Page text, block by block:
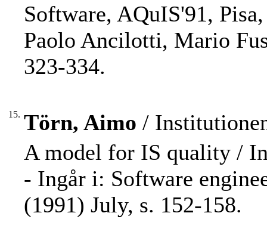
Software, AQuIS'91,
Paolo Ancilotti, Mario
323-334.
15. Törn, Aimo /
A model for IS quality /
- Ingår i: Software
(1991) July, s. 152-158.